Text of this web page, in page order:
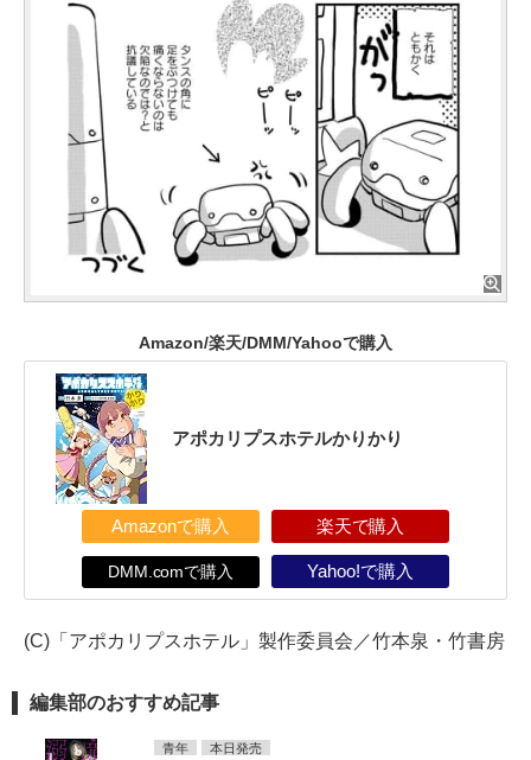
Amazon/楽天/DMM/Yahooで購入
アポカリプスホテルかりかり
Amazonで購入 楽天で購入
DMM.comで購入 Yahoo!で購入
(C)「アポカリプスホテル」製作委員会／竹本泉・竹書房
編集部のおすすめ記事
青年 本日発売